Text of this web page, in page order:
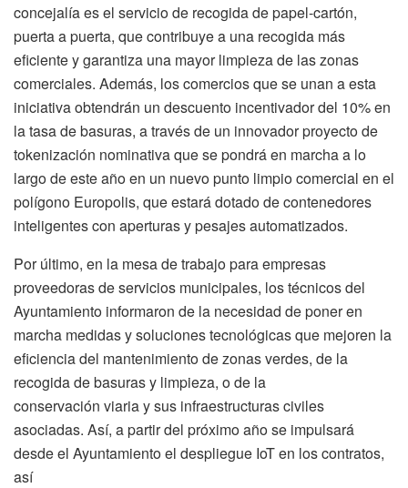
concejalía es el servicio de recogida de papel-cartón,
puerta a puerta, que contribuye a una recogida más
eficiente y garantiza una mayor limpieza de las zonas
comerciales. Además, los comercios que se unan a esta
iniciativa obtendrán un descuento incentivador del 10% en
la tasa de basuras, a través de un innovador proyecto de
tokenización nominativa que se pondrá en marcha a lo
largo de este año en un nuevo punto limpio comercial en el
polígono Europolis, que estará dotado de contenedores
inteligentes con aperturas y pesajes automatizados.
Por último, en la mesa de trabajo para empresas
proveedoras de servicios municipales, los técnicos del
Ayuntamiento informaron de la necesidad de poner en
marcha medidas y soluciones tecnológicas que mejoren la
eficiencia del mantenimiento de zonas verdes, de la
recogida de basuras y limpieza, o de la
conservación viaria y sus infraestructuras civiles
asociadas. Así, a partir del próximo año se impulsará
desde el Ayuntamiento el despliegue IoT en los contratos,
así